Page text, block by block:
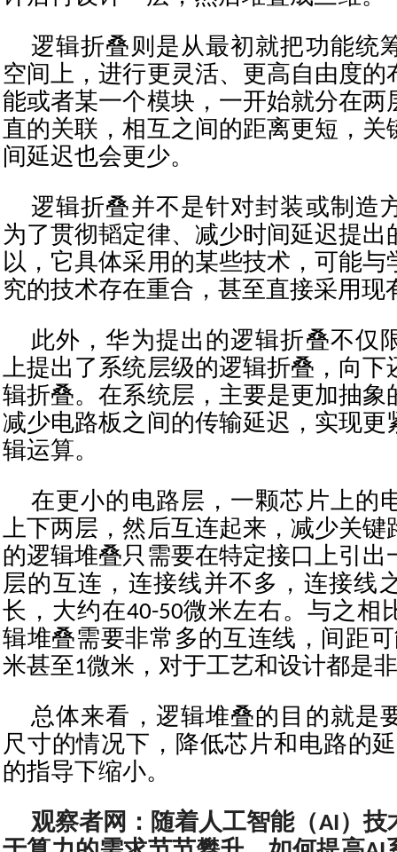
逻辑折叠则是从最初就把功能统
空间上，进行更灵活、更高自由度的
能或者某一个模块，一开始就分在两
直的关联，相互之间的距离更短，关
间延迟也会更少。
逻辑折叠并不是针对封装或制造
为了贯彻韬定律、减少时间延迟提出
以，它具体采用的某些技术，可能与
究的技术存在重合，甚至直接采用现
此外，华为提出的逻辑折叠不仅
上提出了系统层级的逻辑折叠，向下
辑折叠。在系统层，主要是更加抽象
减少电路板之间的传输延迟，实现更
辑运算。
在更小的电路层，一颗芯片上的
上下两层，然后互连起来，减少关键
的逻辑堆叠只需要在特定接口上引出
层的互连，连接线并不多，连接线
长，大约在40-50微米左右。与之相
辑堆叠需要非常多的互连线，间距
米甚至1微米，对于工艺和设计都是
总体来看，逻辑堆叠的目的就是
尺寸的情况下，降低芯片和电路的
的指导下缩小。
观察者网：随着人工智能（AI）技